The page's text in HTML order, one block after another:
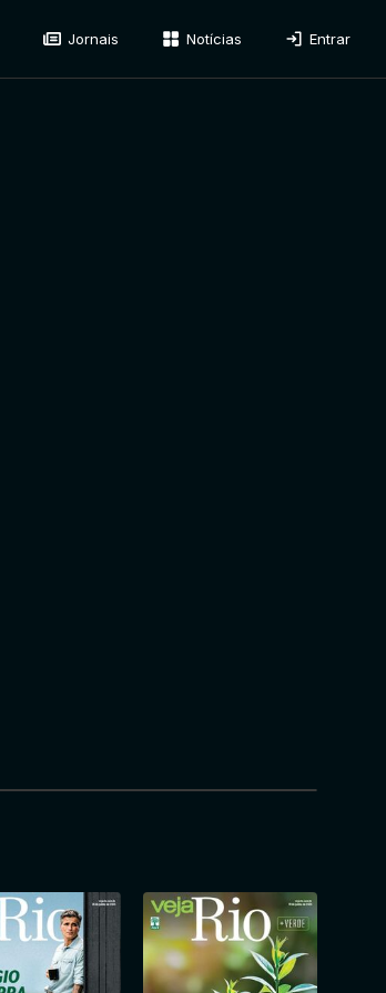
Jornais Notícias Entrar